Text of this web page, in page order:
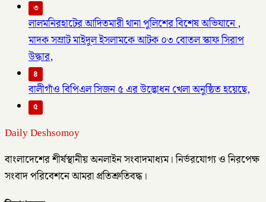
৩
লালমনিরহাটের আদিতমারী থানা পুলিশের বিশেষ অভিযানে ,
মাদক সম্রাট মাইদুল ইসলামকে আটক ০৩ বোতল স্কাফ সিরাপ
উদ্ধার,
৪
বালীগাঁও বিপিএল সিজন ৫ এর উদ্ভোধন খেলা অনুষ্ঠিত হয়েছে,
৫
Daily Deshsomoy
বাংলাদেশের শীর্ষস্থানীয় অনলাইন সংবাদমাধ্যম। নির্ভরযোগ্য ও নিরপেক্ষ
সংবাদ পরিবেশনে আমরা প্রতিশ্রুতিবদ্ধ।